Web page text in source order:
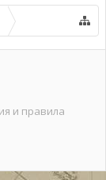
(поисковые
и правила